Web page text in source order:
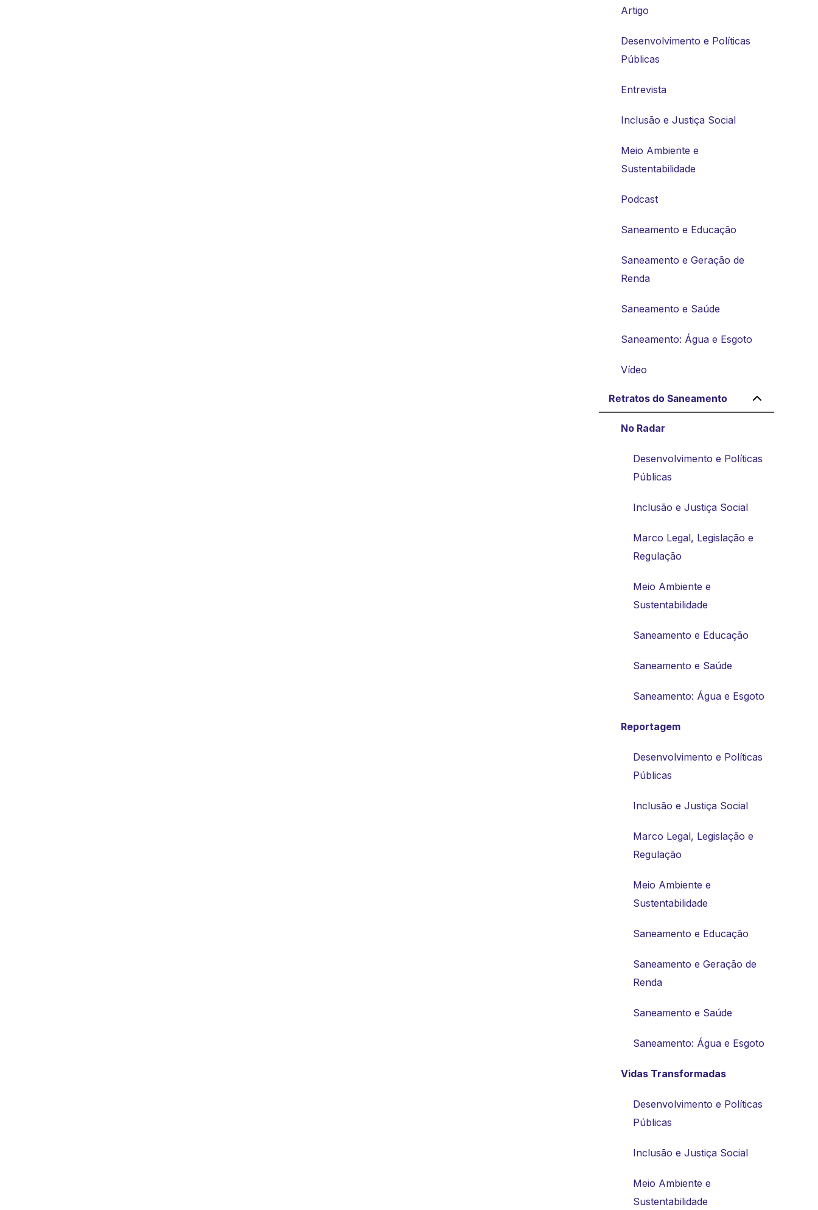
Artigo
Desenvolvimento e Políticas
Públicas
Entrevista
Inclusão e Justiça Social
Meio Ambiente e
Sustentabilidade
Podcast
Saneamento e Educação
Saneamento e Geração de
Renda
Saneamento e Saúde
Saneamento: Água e Esgoto
Vídeo
Retratos do Saneamento
No Radar
Desenvolvimento e Políticas
Públicas
Inclusão e Justiça Social
Marco Legal, Legislação e
Regulação
Meio Ambiente e
Sustentabilidade
Saneamento e Educação
Saneamento e Saúde
Saneamento: Água e Esgoto
Reportagem
Desenvolvimento e Políticas
Públicas
Inclusão e Justiça Social
Marco Legal, Legislação e
Regulação
Meio Ambiente e
Sustentabilidade
Saneamento e Educação
Saneamento e Geração de
Renda
Saneamento e Saúde
Saneamento: Água e Esgoto
Vidas Transformadas
Desenvolvimento e Políticas
Públicas
Inclusão e Justiça Social
Meio Ambiente e
Sustentabilidade